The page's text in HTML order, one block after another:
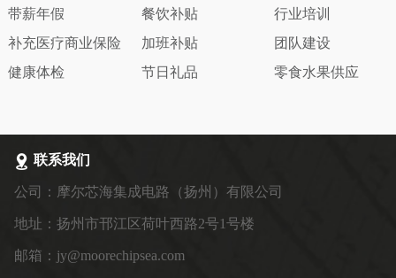
带薪年假
补充医疗商业保险
健康体检
餐饮补贴
加班补贴
节日礼品
行业培训
团队建设
零食水果供应
联系我们
公司：摩尔芯海集成电路（扬州）有限公司
地址：扬州市邗江区荷叶西路2号1号楼
邮箱：jy@moorechipsea.com